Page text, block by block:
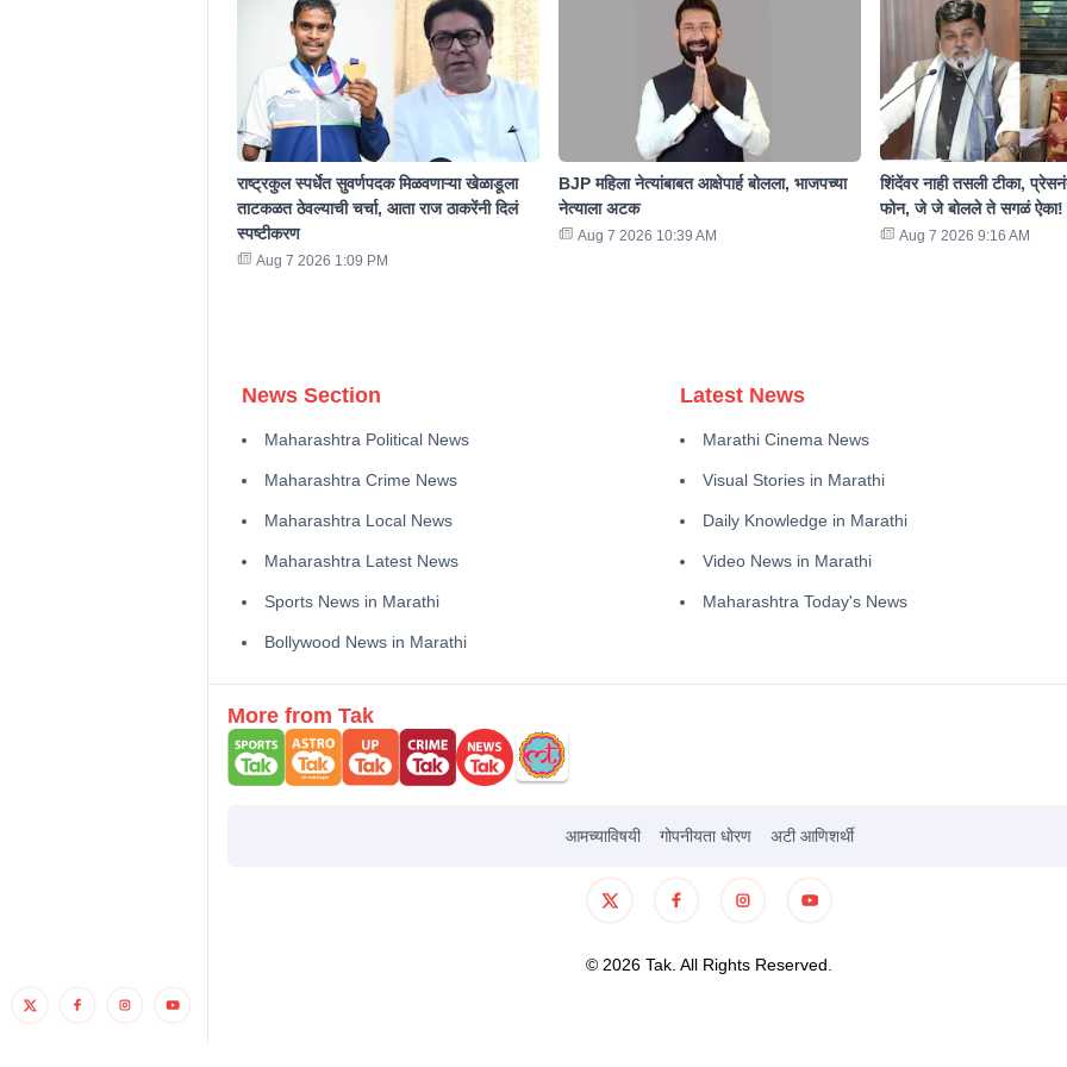
राष्ट्रकुल स्पर्धेत सुवर्णपदक मिळवणाऱ्या खेळाडूला
ताटकळत ठेवल्याची चर्चा, आता राज ठाकरेंनी दिलं
स्पष्टीकरण
Aug 7 2026 1:09 PM
BJP महिला नेत्यांबाबत आक्षेपार्ह बोलला, भाजपच्या
नेत्याला अटक
Aug 7 2026 10:39 AM
शिंदेंवर नाही तसली टीका,
फोन, जे जे बोलले ते सगळं ऐका!
Aug 7 2026 9:16 AM
News Section
Maharashtra Political News
Maharashtra Crime News
Maharashtra Local News
Maharashtra Latest News
Sports News in Marathi
Bollywood News in Marathi
Latest News
Marathi Cinema News
Visual Stories in Marathi
Daily Knowledge in Marathi
Video News in Marathi
Maharashtra Today's News
More from Tak
आमच्याविषयी गोपनीयता धोरण अटी आणिशर्थी
©2026 Tak. All Rights Reserved.